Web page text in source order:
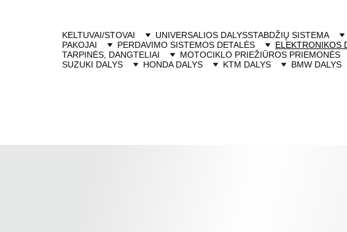
KELTUVAI/STOVAI UNIVERSALIOS DALYSSTABDŽIŲ SISTEMA
PAKOJAI
PERDAVIMO SISTEMOS DETALĖS ELEKTRONIKOS
TARPINĖS, DANGTELIAI
MOTOCIKLO PRIEŽIŪROS PRIEMONĖS
SUZUKI DALYS
HONDA DALYS KTM DALYS BMW DALYS